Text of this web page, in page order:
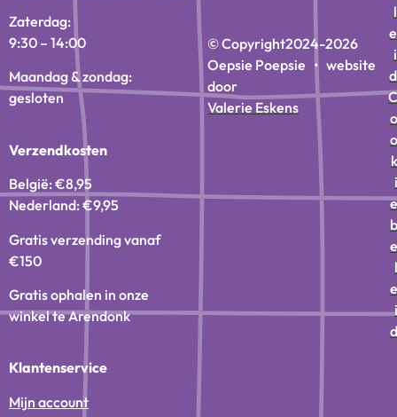
Zaterdag:
9:30 – 14:00
Maandag & zondag:
gesloten
Verzendkosten
België: €8,95
Nederland: €9,95
Gratis verzending vanaf
€150
Gratis ophalen in onze
winkel te Arendonk
Klantenservice
Mijn account
© Copyright2024-2026
Oepsie Poepsie • website
door
Valerie Eskens
l
e
i
d
C
o
o
k
i
e
b
e
l
e
i
d